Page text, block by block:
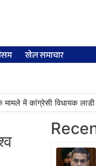
खेल समाचार
में कांग्रेसी विधायक लाडी को